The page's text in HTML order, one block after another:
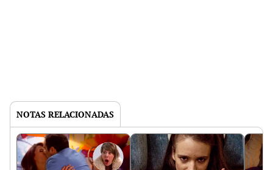
NOTAS RELACIONADAS